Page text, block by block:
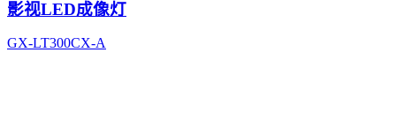
影视LED成像灯
GX-LT300CX-A